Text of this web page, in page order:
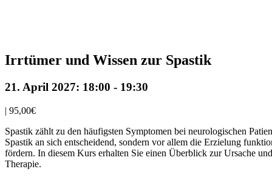
Irrtümer und Wissen zur Spastik
21. April 2027: 18:00 - 19:30
| 95,00€
Spastik zählt zu den häufigsten Symptomen bei neurologischen
Spastik an sich entscheidend, sondern vor allem die Erzielung
fördern. In diesem Kurs erhalten Sie einen Überblick zur Ursache
Therapie.